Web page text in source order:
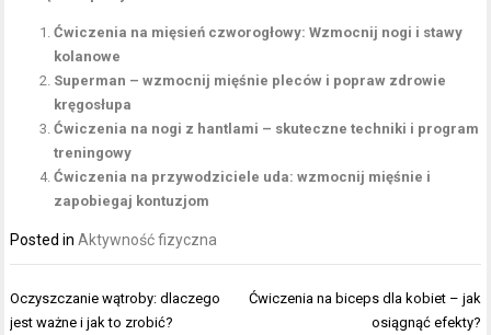
Ćwiczenia na mięsień czworogłowy: Wzmocnij nogi i stawy
kolanowe
Superman – wzmocnij mięśnie pleców i popraw zdrowie
kręgosłupa
Ćwiczenia na nogi z hantlami – skuteczne techniki i program
treningowy
Ćwiczenia na przywodziciele uda: wzmocnij mięśnie i
zapobiegaj kontuzjom
Posted inAktywność fizyczna
Nawigacja
wpisu
Oczyszczanie wątroby: dlaczego
jest ważne i jak to zrobić?
Ćwiczenia na biceps dla kobiet – jak
osiągnąć efekty?